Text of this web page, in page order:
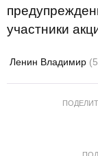
участники
Ленин Владимир